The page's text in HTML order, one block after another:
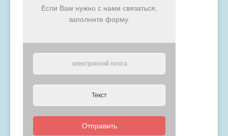
Если Вам нужно с нами связаться,
заполните форму.
Отправить